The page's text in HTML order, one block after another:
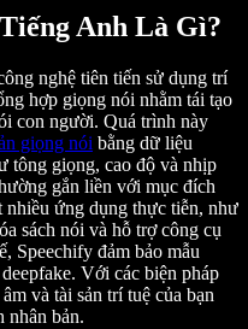
Anh Là Gì?
nghệ tiên tiến sử dụng trí
hợp giọng nói nhằm tái tạo
con người. Quá trình này
giọng nói bằng dữ liệu
tông giọng, cao độ và nhịp
gắn liền với mục đích
nhiều ứng dụng thực tiễn, như
sách nói và hỗ trợ công cụ
Speechify đảm bảo mẫu
Với các biện pháp
và tài sản trí tuệ của bạn
nhân bản.